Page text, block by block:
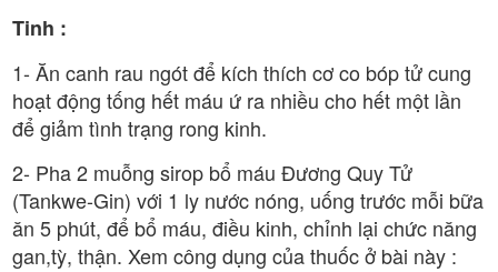
Tinh :
1- Ăn canh rau ngót để kích thích cơ co bóp tử cung
hoạt động tống hết máu ứ ra nhiều cho hết một lần
để giảm tình trạng rong kinh.
2- Pha 2 muỗng sirop bổ máu Đương Quy Tử
(Tankwe-Gin) với 1 ly nước nóng, uống trước mỗi bữa
ăn 5 phút, để bổ máu, điều kinh, chỉnh lại chức năng
gan,tỳ, thận. Xem công dụng của thuốc ở bài này :